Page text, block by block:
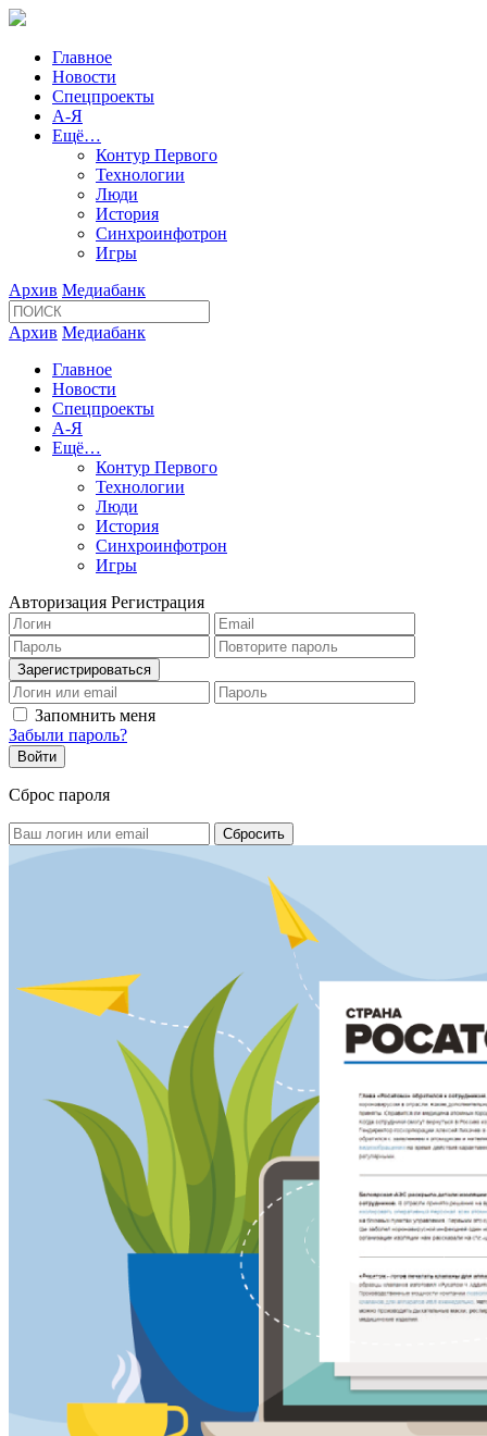
Главное
Новости
Спецпроекты
А-Я
Ещё…
Контур Первого
Технологии
Люди
История
Синхроинфотрон
Игры
Архив Медиабанк
Архив Медиабанк
Главное
Новости
Спецпроекты
А-Я
Ещё…
Контур Первого
Технологии
Люди
История
Синхроинфотрон
Игры
Авторизация Регистрация
Запомнить меня
Забыли пароль?
Сброс пароля